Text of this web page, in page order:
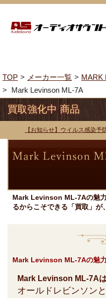
TOP メーカー一覧
MARK
Mark Levinson ML-7A
買取強化中 商品
【お知らせ】ウイルス感染
Mark Levinson ML-7Aの魅
るからこそできる「買取」が
Mark Levinson ML-7Aの魅
Mark Levinson ML-7Aは
オールドレビンソン